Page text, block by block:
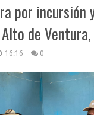
por incursión
de Ventura,
16:16 0